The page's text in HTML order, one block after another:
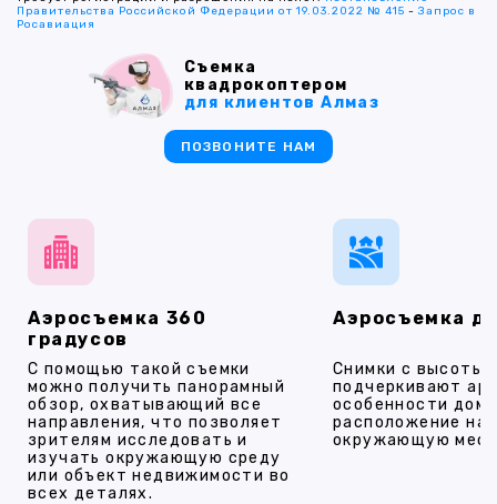
Аэросъемка 360
градусов
С помощью такой съемки
можно получить панорамный
обзор, охватывающий все
направления, что позволяет
зрителям исследовать и
изучать окружающую среду
или объект недвижимости во
всех деталях.
Аэросъемка
Снимки с высоты
подчеркивают
особенности
расположение на
окружающую
Правительства Российской Федерации от 19.03.2022 № 415 -Запрос в
Росавиация
Съемка
квадрокоптером
для клиентов Алмаз
ПОЗВОНИТЕ НАМ